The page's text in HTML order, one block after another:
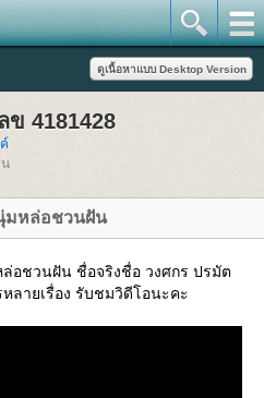
ข 4181428
มหล่อชวนฝัน
อชวนฝัน ชื่อจริงชื่อ วงศกร ปรมัต
ลายเรื่อง รับชมวิดีโอนะคะ